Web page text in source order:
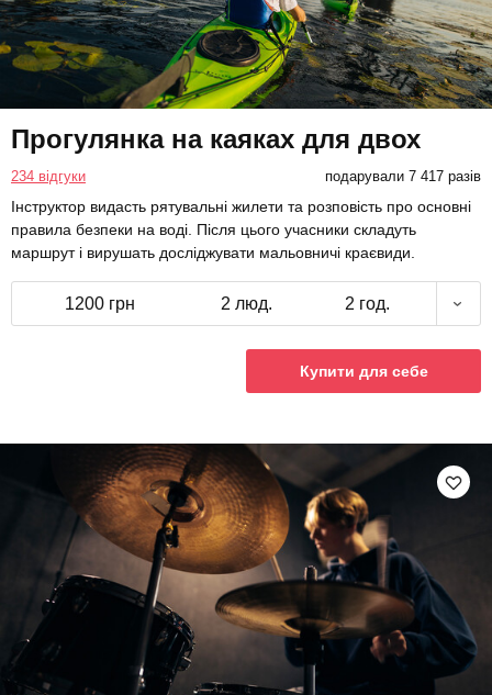
Прогулянка на каяках для двох
234 відгуки подарували 7 417 разів
Інструктор видасть рятувальні жилети та розповість про основні
правила безпеки на воді. Після цього учасники складуть
маршрут і вирушать досліджувати мальовничі краєвиди.
1200 грн 2 люд. 2 год.
Купити для себе